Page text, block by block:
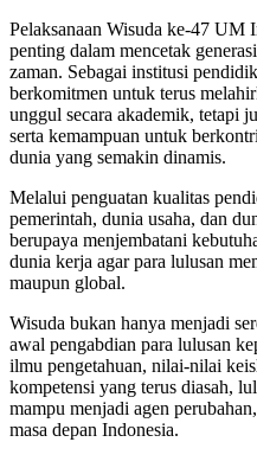
Pelaksanaan Wisuda ke-47 UM
penting dalam mencetak
zaman. Sebagai institusi
berkomitmen untuk terus
unggul secara akademik, tetapi
serta kemampuan untuk
dunia yang semakin dinamis.
Melalui penguatan kualitas
pemerintah, dunia usaha, dan
berupaya menjembatani
dunia kerja agar para lulusan
maupun global.
Wisuda bukan hanya menjadi
awal pengabdian para lulusan
ilmu pengetahuan, nilai-nilai
kompetensi yang terus diasah,
mampu menjadi agen
masa depan Indonesia.